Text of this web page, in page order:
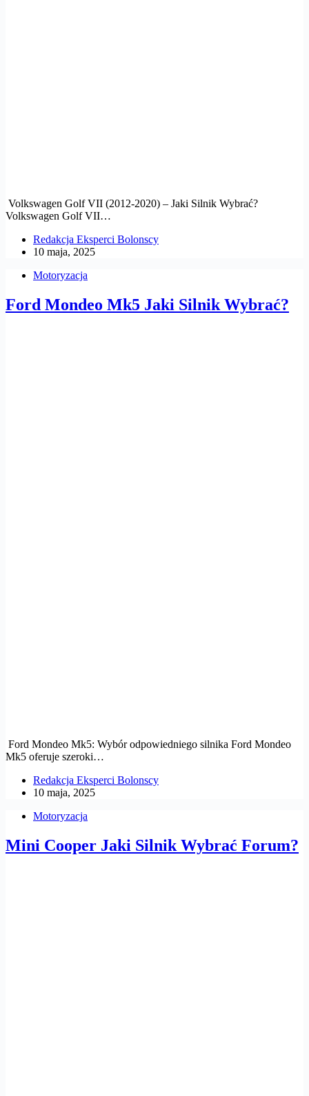
Volkswagen Golf VII (2012-2020) – Jaki Silnik Wybrać?
Volkswagen Golf VII…
Redakcja Eksperci Bolonscy
10 maja, 2025
Motoryzacja
Ford Mondeo Mk5 Jaki Silnik Wybrać?
Ford Mondeo Mk5: Wybór odpowiedniego silnika Ford Mondeo
Mk5 oferuje szeroki…
Redakcja Eksperci Bolonscy
10 maja, 2025
Motoryzacja
Mini Cooper Jaki Silnik Wybrać Forum?